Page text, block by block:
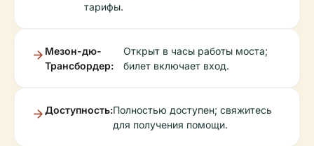
тарифы.
Мезон-дю-
Трансбордер:
Открыт в часы работы моста;
билет включает вход.
Доступность:Полностью доступен; свяжитесь
для получения помощи.